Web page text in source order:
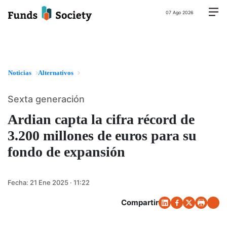
07 Ago 2026
Noticias Alternativos
Ardian capta la cifra récord de
3.200 millones de euros para su
fondo de expansión
Sexta generación
Fecha: 21 Ene 2025 · 11:22
Compartir